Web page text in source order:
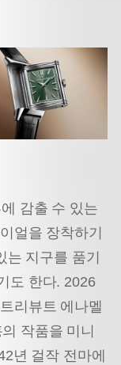
감출 수 있는
얼을 장착하기
지구를 품기
도 한다. 2026
리뷰트 에나멜
작품을 미니
년 걸작 전마에